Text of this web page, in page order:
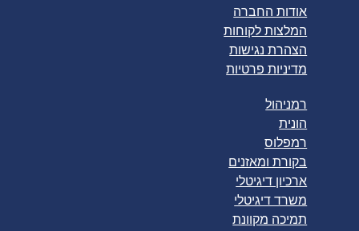
אודות החברה
המלצות לקוחות
הצהרת נגישות
מדיניות פרטיות
רמניהול
הונית
רמפלוס
בקורת ומאזנים
ארכיון דיגיטלי
משרד דיגיטלי
תמיכה מקוונת